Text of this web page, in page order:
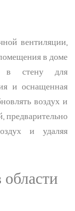
вентиляции,
в доме
в стену для
и оснащенная
воздух и
предварительно
и удаляя